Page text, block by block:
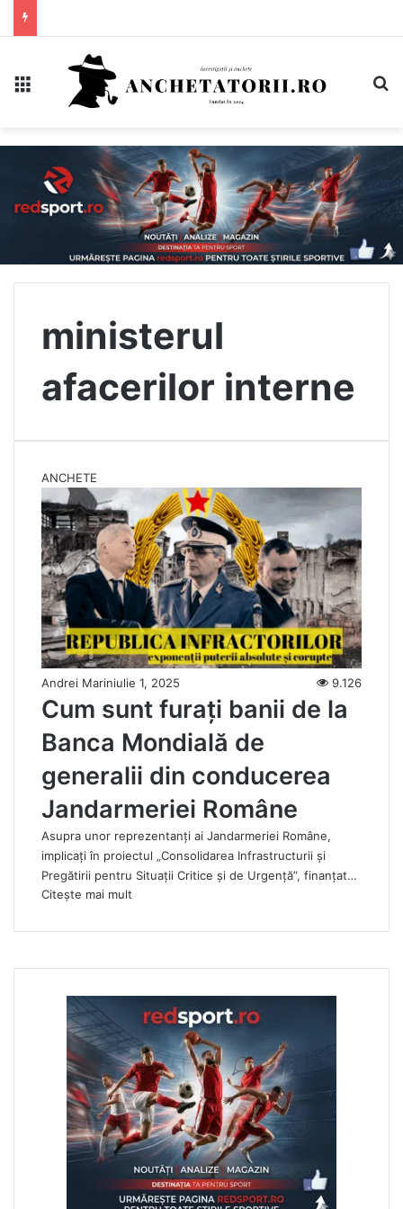
ministerul
afacerilor interne
ANCHETE
Andrei Mariniulie 1, 2025 9.126
Cum sunt furați banii de la
Banca Mondială de
generalii din conducerea
Jandarmeriei Române
Asupra unor reprezentanți ai Jandarmeriei Române,
implicați în proiectul „Consolidarea Infrastructurii și
Pregătirii pentru Situații Critice și de Urgență”, finanțat…
Citește mai mult